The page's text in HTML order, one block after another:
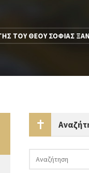
ΤΟΥ ΘΕΟΥ ΣΟΦΙΑΣ